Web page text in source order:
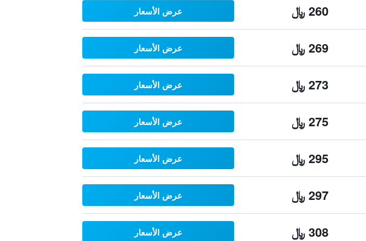
260 ﷼ عرض الأسعار
269 ﷼ عرض الأسعار
273 ﷼ عرض الأسعار
275 ﷼ عرض الأسعار
295 ﷼ عرض الأسعار
297 ﷼ عرض الأسعار
308 ﷼ عرض الأسعار